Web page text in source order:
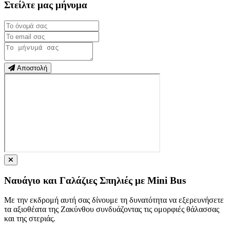
Στείλτε μας μήνυμα
Αποστολή
Ναυάγιο και Γαλάζιες Σπηλιές με Mini Bus
Με την εκδρομή αυτή σας δίνουμε τη δυνατότητα να εξερευνήσετε
τα αξιοθέατα της Ζακύνθου συνδυάζοντας τις ομορφιές θάλασσας
και της στεριάς.